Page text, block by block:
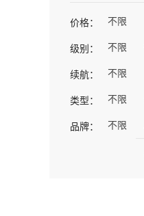
价格： 不限
级别： 不限
续航： 不限
类型： 不限
品牌： 不限